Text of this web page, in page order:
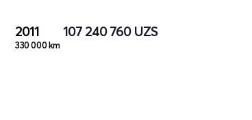
2011
330 000 km
107 240 760 UZS